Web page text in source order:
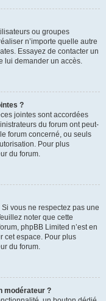
ou groupes
n’importe quelle autre
Essayez de contacter un
lui demander un accès.
?
jointes sont accordées
du forum ont peut-
forum concerné, ou seuls
Pour plus
du forum.
vous ne respectez pas une
noter que cette
phpBB Limited n’est en
cet espace. Pour plus
du forum.
modérateur ?